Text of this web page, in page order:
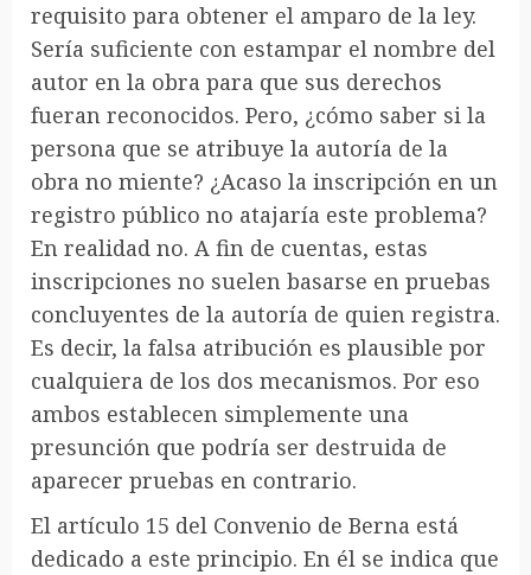
requisito para obtener el amparo de la ley.
Sería suficiente con estampar el nombre del
autor en la obra para que sus derechos
fueran reconocidos. Pero, ¿cómo saber si la
persona que se atribuye la autoría de la
obra no miente? ¿Acaso la inscripción en un
registro público no atajaría este problema?
En realidad no. A fin de cuentas, estas
inscripciones no suelen basarse en pruebas
concluyentes de la autoría de quien registra.
Es decir, la falsa atribución es plausible por
cualquiera de los dos mecanismos. Por eso
ambos establecen simplemente una
presunción que podría ser destruida de
aparecer pruebas en contrario.
El artículo 15 del Convenio de Berna está
dedicado a este principio. En él se indica que